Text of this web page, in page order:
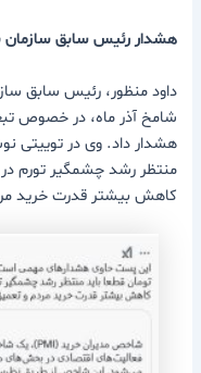
هشدار رئیس سابق سازمان
داود منظور، رئیس سابق
شامخ آذر ماه، در خصوص
منتظر رشد چشمگیر تورم در
کاهش بیشتر قدرت خرید